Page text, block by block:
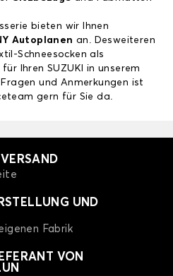
bieten wir Ihnen
Autoplanen an. Desweiteren
Schneesocken als
Ihren SUZUKI in unserem
und Anmerkungen ist
gern für Sie da.
UND
Fabrik
VON